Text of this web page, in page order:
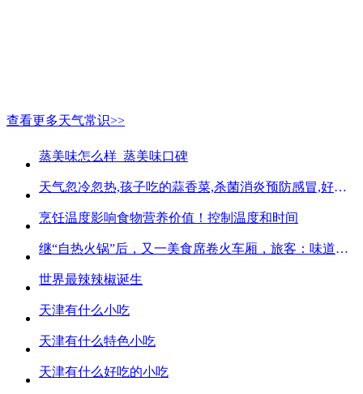
查看更多天气常识>>
蒸美味怎么样_蒸美味口碑
天气忽冷忽热,孩子吃的蒜香菜,杀菌消炎预防感冒,好吃不贵
烹饪温度影响食物营养价值！控制温度和时间
继“自热火锅”后，又一美食席卷火车厢，旅客：味道好吃又方便
世界最辣辣椒诞生
天津有什么小吃
天津有什么特色小吃
天津有什么好吃的小吃